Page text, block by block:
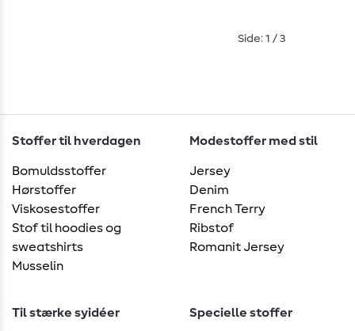
Side: 1 / 3
Stoffer til hverdagen
Bomuldsstoffer
Hørstoffer
Viskosestoffer
Stof til hoodies og
sweatshirts
Musselin
Modestoffer med stil
Jersey
Denim
French Terry
Ribstof
Romanit Jersey
Til stærke syidéer Specielle stoffer